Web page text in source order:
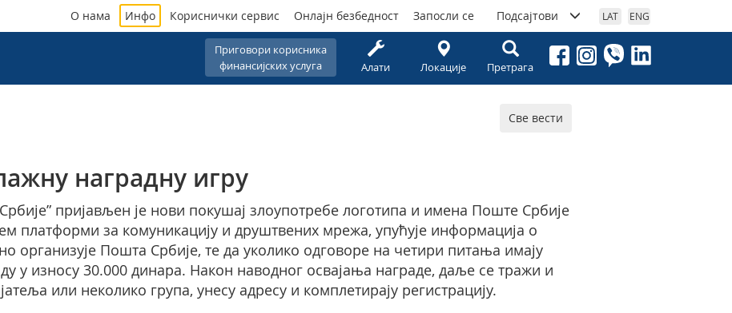
Приговори корисника
финансијских услуга
Алати Локације Претрага
О нама Инфо Кориснички сервис Онлајн безбедност Запосли се Подсајтови LAT ENG
Све вести
наградну игру
пријављен је нови покушај злоупотребе логотипа и имена Поште Србије
платформи за комуникацију и друштвених мрежа, упућује информација о
организује Пошта Србије, те да уколико одговоре на четири питања имају
у износу 30.000 динара. Након наводног освајања награде, даље се тражи и
или неколико група, унесу адресу и комплетирају регистрацију.